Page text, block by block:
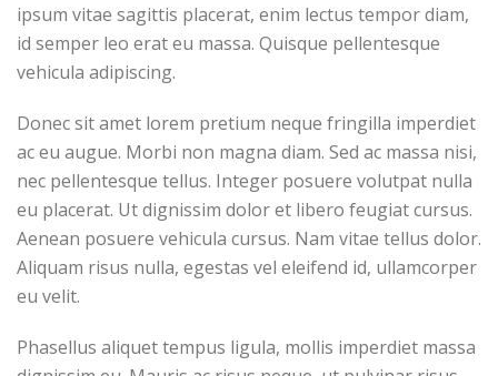
ipsum vitae sagittis placerat, enim lectus tempor diam,
id semper leo erat eu massa. Quisque pellentesque
vehicula adipiscing.
Donec sit amet lorem pretium neque fringilla imperdiet
ac eu augue. Morbi non magna diam. Sed ac massa nisi,
nec pellentesque tellus. Integer posuere volutpat nulla
eu placerat. Ut dignissim dolor et libero feugiat cursus.
Aenean posuere vehicula cursus. Nam vitae tellus dolor.
Aliquam risus nulla, egestas vel eleifend id, ullamcorper
eu velit.
Phasellus aliquet tempus ligula, mollis imperdiet massa